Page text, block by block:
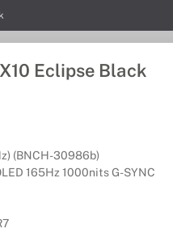
Eclipse Black
(BNCH-30986b)
165Hz 1000nits G-SYNC